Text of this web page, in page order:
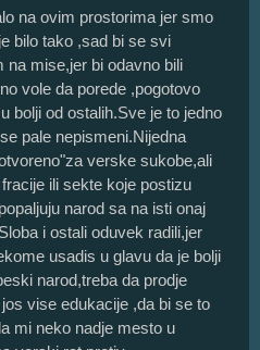
na ovim prostorima jer smo
bilo tako ,sad bi se svi
na mise,jer bi odavno bili
vole da porede ,pogotovo
bolji od ostalih.Sve je to jedno
pale nepismeni.Nijedna
verske sukobe,ali
ili sekte koje postizu
narod sa na isti onaj
i ostali oduvek radili,jer
usadis u glavu da je bolji
narod,treba da prodje
vise edukacije ,da bi se to
mi neko nadje mesto u